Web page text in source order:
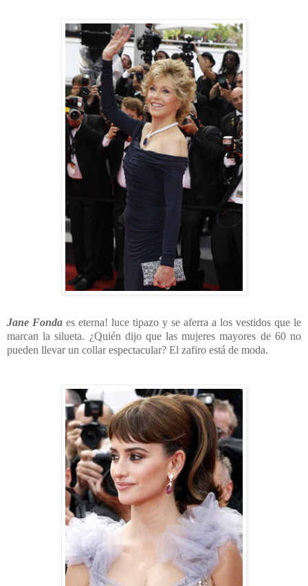
Jane Fonda es eterna! luce tipazo y se aferra a los vestidos que le
marcan la silueta. ¿Quién dijo que las mujeres mayores de 60 no
pueden llevar un collar espectacular? El zafiro está de moda.